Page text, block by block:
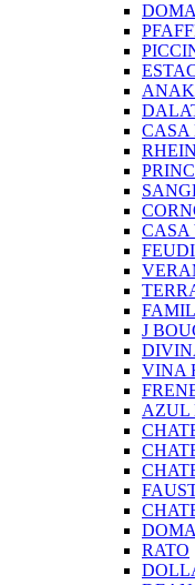
CASA
CASA
J
VINA
AZUL
RATO